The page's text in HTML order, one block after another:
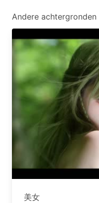
Andere
美女